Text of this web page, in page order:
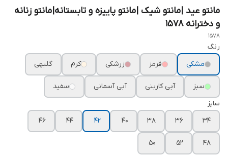
مانتو عید |مانتو شیک |مانتو پاییزه و تابستانه|مانتو زنانه
و دخترانه ۱۵۷۸
1578
رنگ
مشکی
قرمز زرشکی کرم گلبهی
سبز آبی کاربنی آبی آسمانی
سفید
سایز
۳۴
۳۶ ۳۸ ۴۰ ۴۲ ۴۴ ۴۶
۴۸ ۵۲ ۵۰